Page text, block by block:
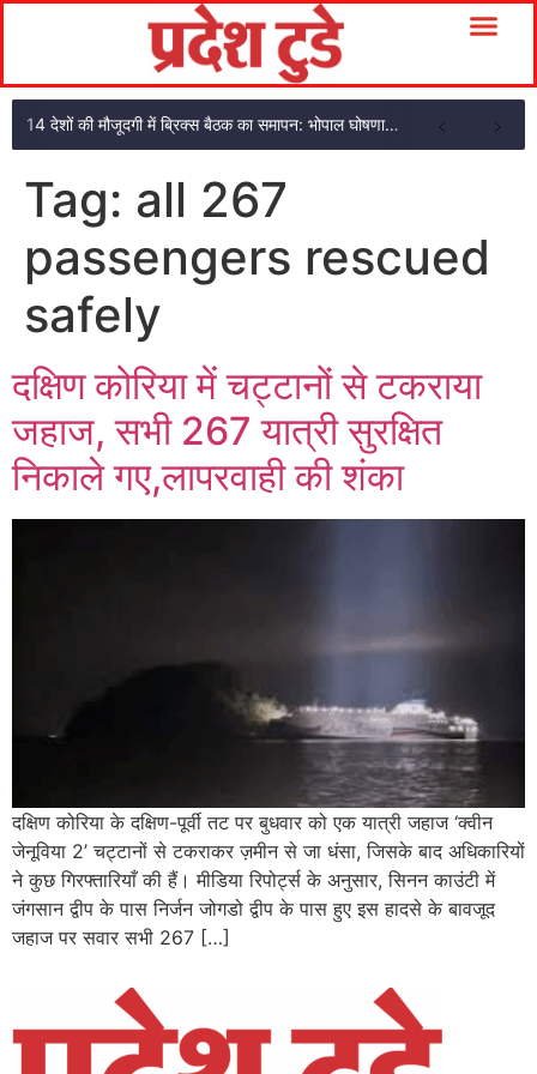
14 देशों की मौजूदगी में ब्रिक्स बैठक का समापन: भोपाल घोषणा पत्र अपनाया
Tag: all 267
passengers rescued
safely
दक्षिण कोरिया में चट्टानों से टकराया
जहाज, सभी 267 यात्री सुरक्षित
निकाले गए,लापरवाही की शंका
दक्षिण कोरिया के दक्षिण-पूर्वी तट पर बुधवार को एक यात्री जहाज ‘क्वीन
जेनूविया 2’ चट्टानों से टकराकर ज़मीन से जा धंसा, जिसके बाद अधिकारियों
ने कुछ गिरफ्तारियाँ की हैं। मीडिया रिपोर्ट्स के अनुसार, सिनन काउंटी में
जंगसान द्वीप के पास निर्जन जोगडो द्वीप के पास हुए इस हादसे के बावजूद
जहाज पर सवार सभी 267 […]